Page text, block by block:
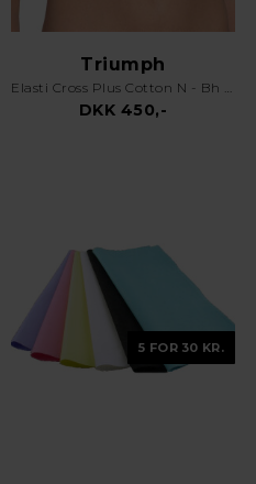
Triumph
Elasti Cross Plus Cotton N - Bh uden bøjle - Hvid
DKK 450,-
5 FOR 30 KR.